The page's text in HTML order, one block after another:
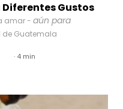
Gustos
amar - aún para
de Guatemala
· 4 min